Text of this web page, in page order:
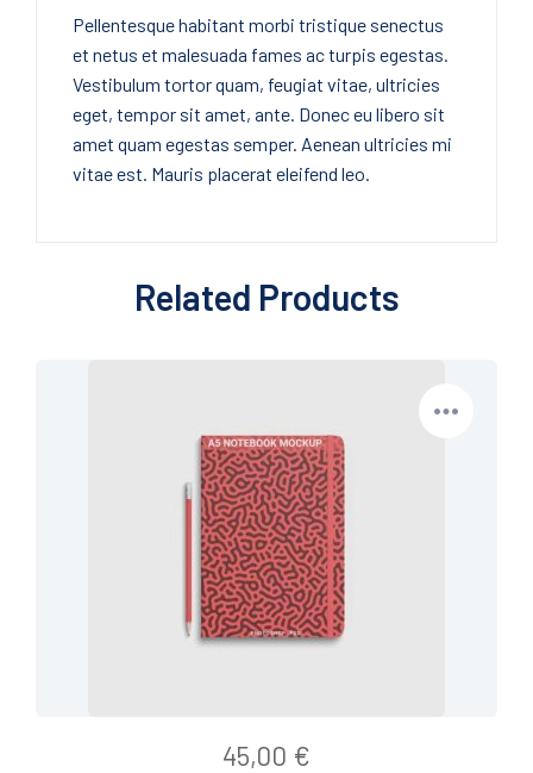
Pellentesque habitant morbi tristique senectus
et netus et malesuada fames ac turpis egestas.
Vestibulum tortor quam, feugiat vitae, ultricies
eget, tempor sit amet, ante. Donec eu libero sit
amet quam egestas semper. Aenean ultricies mi
vitae est. Mauris placerat eleifend leo.
Related Products
45,00 €